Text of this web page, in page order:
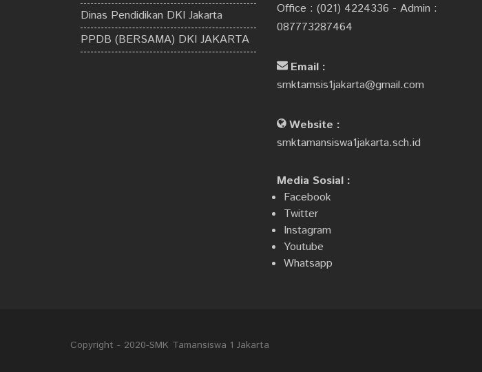
Dinas Pendidikan DKI Jakarta
PPDB (BERSAMA) DKI JAKARTA
Office : (021) 4224336 - Admin :
087773287464
Email :
smktamsis1jakarta@gmail.com
Website :
smktamansiswa1jakarta.sch.id
Media Sosial :
Facebook
Twitter
Instagram
Youtube
Whatsapp
Copyright - 2020-SMK Tamansiswa 1 Jakarta